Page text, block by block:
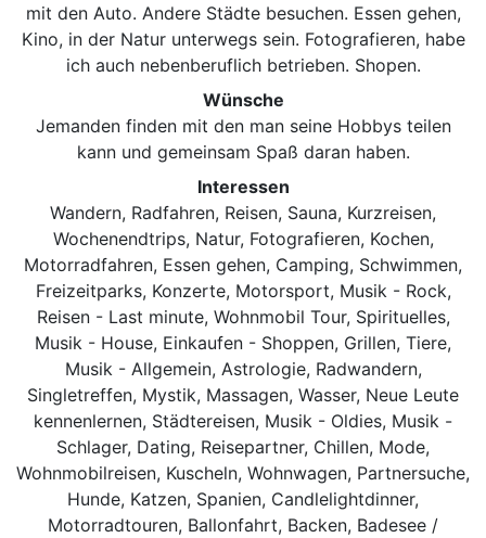
mit den Auto. Andere Städte besuchen. Essen gehen,
Kino, in der Natur unterwegs sein. Fotografieren, habe
ich auch nebenberuflich betrieben. Shopen.
Wünsche
Jemanden finden mit den man seine Hobbys teilen
kann und gemeinsam Spaß daran haben.
Interessen
Wandern, Radfahren, Reisen, Sauna, Kurzreisen,
Wochenendtrips, Natur, Fotografieren, Kochen,
Motorradfahren, Essen gehen, Camping, Schwimmen,
Freizeitparks, Konzerte, Motorsport, Musik - Rock,
Reisen - Last minute, Wohnmobil Tour, Spirituelles,
Musik - House, Einkaufen - Shoppen, Grillen, Tiere,
Musik - Allgemein, Astrologie, Radwandern,
Singletreffen, Mystik, Massagen, Wasser, Neue Leute
kennenlernen, Städtereisen, Musik - Oldies, Musik -
Schlager, Dating, Reisepartner, Chillen, Mode,
Wohnmobilreisen, Kuscheln, Wohnwagen, Partnersuche,
Hunde, Katzen, Spanien, Candlelightdinner,
Motorradtouren, Ballonfahrt, Backen, Badesee /